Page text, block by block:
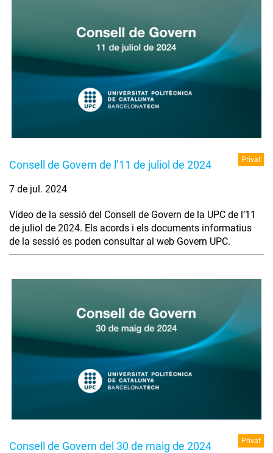
Consell de Govern de l’11 de juliol de 2024 Privat
7 de jul. 2024
Vídeo de la sessió del Consell de Govern de la UPC de l’11
de juliol de 2024. Els acords i els documents informatius
de la sessió es poden consultar al web Govern UPC.
Consell de Govern del 30 de maig de 2024 Privat